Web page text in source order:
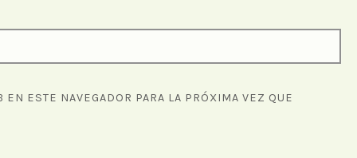
ESTE NAVEGADOR PARA LA PRÓXIMA VEZ QUE